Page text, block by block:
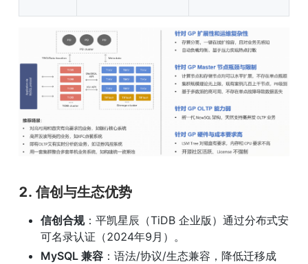
2. 信创与生态优势
信创合规：平凯星辰（TiDB 企业版）通过分布式安
可名录认证（2024年9月）。
MySQL 兼容 ：语法/协议/生态兼容，降低迁移成